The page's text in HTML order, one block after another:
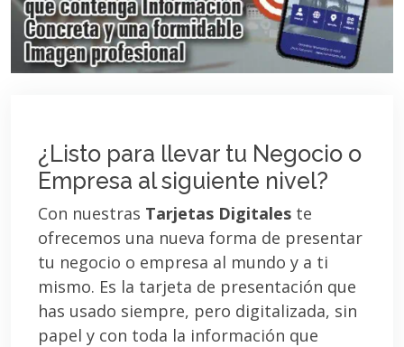
¿Listo para llevar tu Negocio o
Empresa al siguiente nivel?
Con nuestras Tarjetas Digitales te
ofrecemos una nueva forma de presentar
tu negocio o empresa al mundo y a ti
mismo. Es la tarjeta de presentación que
has usado siempre, pero digitalizada, sin
papel y con toda la información que